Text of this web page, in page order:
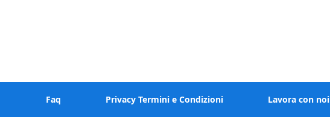
Faq Privacy Termini e Condizioni Lavora con noi